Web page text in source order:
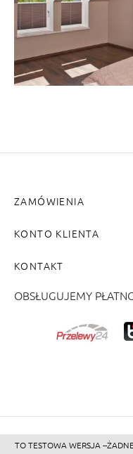
ZAMÓWIENIA
KONTO KLIENTA
KONTAKT
OBSŁUGUJEMY
TO TESTOWA WERSJA --